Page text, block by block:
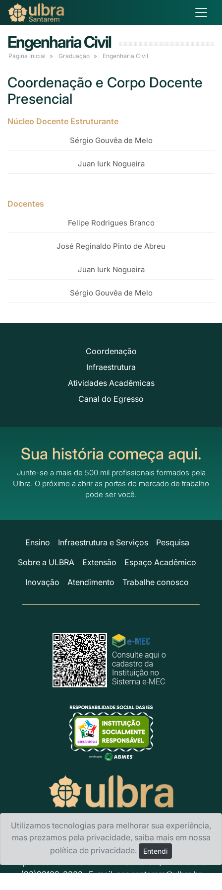
Engenharia Civil
Página Inicial Graduação Engenharia Civil
Coordenação e Corpo Docente
Presencial
Núcleo Docente Estruturante
Sérgio Gouvêa de Melo
Juan Iurk Nogueira
Docentes
Felipe Rodrigues Branco
José Reginaldo Pinto de Abreu
Juan Iurk Nogueira
Sérgio Gouvêa de Melo
Coordenação
Infraestrutura
Atividades Acadêmicas
Canal do Egresso
Sua história começa aqui.
Junte-se a mais de 500 mil profissionais formados pela
Ulbra. O próximo a abrir as portas do mercado de trabalho
pode ser você.
Ensino Infraestrutura e Serviços
Pesquisa
Sobre a ULBRA
Extensão
Espaço Acadêmico
Inovação
Atendimento Trabalhe conosco
Ulbra Santarém- Av. Sérgio Henn, 1.787 Bairro Nova
República · CEP 68.025-000 · Santarém/PA Telefone:
(93)99102-8302 · E-mail:acs.santarem@ulbra.br
Utilizamos tecnologias para melhorar sua experiência,
mas prezamos pela privacidade, saiba mais em nossa
política de privacidade. Entendi